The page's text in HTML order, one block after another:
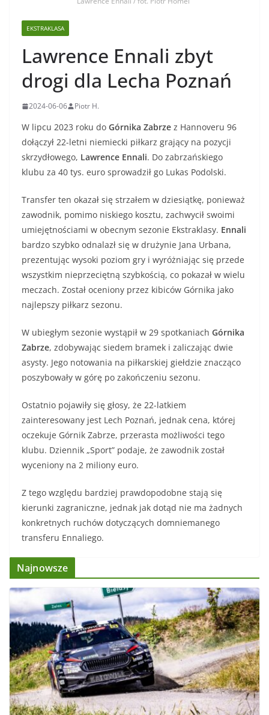
EKSTRAKLASA
Lawrence Ennali zbyt
drogi dla Lecha Poznań
2024-06-06 Piotr H.
W lipcu 2023 roku do Górnika Zabrze z Hannoveru 96
dołączył 22-letni niemiecki piłkarz grający na pozycji
skrzydłowego, Lawrence Ennali. Do zabrzańskiego
klubu za 40 tys. euro sprowadził go Lukas Podolski.
Transfer ten okazał się strzałem w dziesiątkę, ponieważ
zawodnik, pomimo niskiego kosztu, zachwycił swoimi
umiejętnościami w obecnym sezonie Ekstraklasy. Ennali
bardzo szybko odnalazł się w drużynie Jana Urbana,
prezentując wysoki poziom gry i wyróżniając się przede
wszystkim nieprzeciętną szybkością, co pokazał w wielu
meczach. Został oceniony przez kibiców Górnika jako
najlepszy piłkarz sezonu.
W ubiegłym sezonie wystąpił w 29 spotkaniach Górnika
Zabrze, zdobywając siedem bramek i zaliczając dwie
asysty. Jego notowania na piłkarskiej giełdzie znacząco
poszybowały w górę po zakończeniu sezonu.
Ostatnio pojawiły się głosy, że 22-latkiem
zainteresowany jest Lech Poznań, jednak cena, której
oczekuje Górnik Zabrze, przerasta możliwości tego
klubu. Dziennik „Sport” podaje, że zawodnik został
wyceniony na 2 miliony euro.
Z tego względu bardziej prawdopodobne stają się
kierunki zagraniczne, jednak jak dotąd nie ma żadnych
konkretnych ruchów dotyczących domniemanego
transferu Ennaliego.
Najnowsze